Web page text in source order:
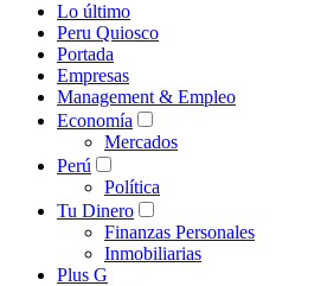
Lo último
Peru Quiosco
Portada
Empresas
Management & Empleo
Economía
Mercados
Perú
Política
Tu Dinero
Finanzas Personales
Inmobiliarias
Plus G